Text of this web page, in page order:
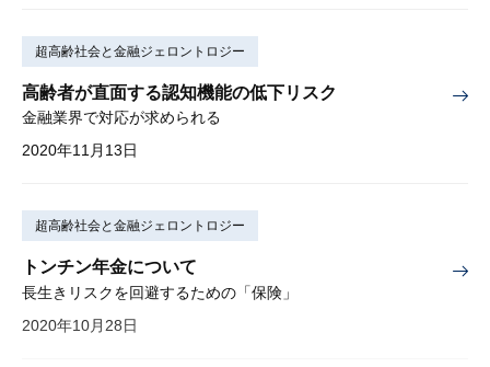
超高齢社会と金融ジェロントロジー
高齢者が直面する認知機能の低下リスク
金融業界で対応が求められる
2020年11月13日
超高齢社会と金融ジェロントロジー
トンチン年金について
長生きリスクを回避するための「保険」
2020年10月28日